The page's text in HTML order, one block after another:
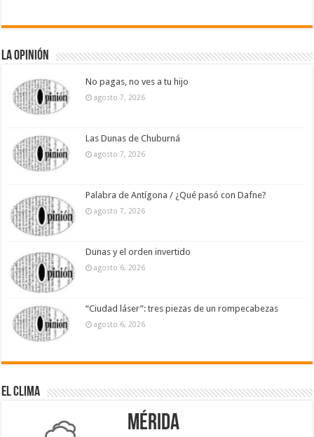
La Opinión
No pagas, no ves a tu hijo
agosto 7, 2026
Las Dunas de Chuburná
agosto 7, 2026
Palabra de Antígona / ¿Qué pasó con Dafne?
agosto 7, 2026
Dunas y el orden invertido
agosto 6, 2026
“Ciudad láser”: tres piezas de un rompecabezas
agosto 6, 2026
El Clima
Mérida